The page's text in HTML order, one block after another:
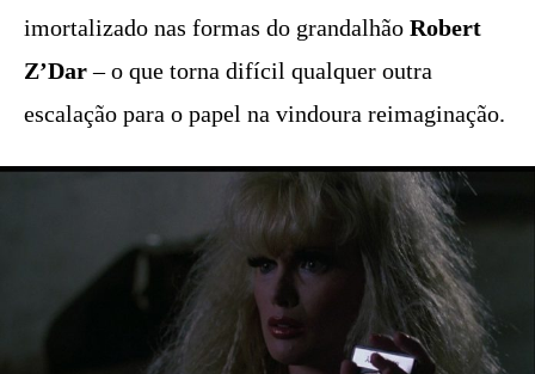
imortalizado nas formas do grandalhão Robert
Z’Dar– o que torna difícil qualquer outra
escalação para o papel na vindoura reimaginação.